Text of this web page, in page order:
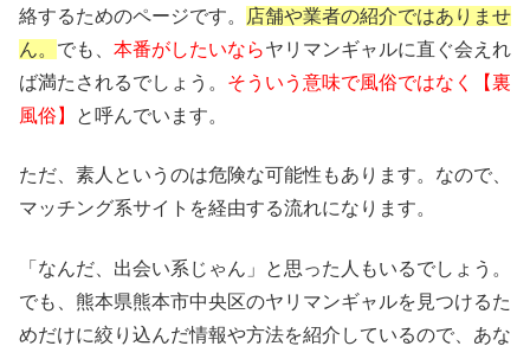
絡するためのページです。
店舗や業者の紹介ではありませ
ん。 でも、 本番がしたいならヤリマンギャルに直ぐ会えれ
ば満たされるでしょう。 そういう意味で風俗ではなく【裏
風俗】
と呼んでいます。
ただ、素人というのは危険な可能性もあります。なので、
マッチング系サイトを経由する流れになります。
「なんだ、出会い系じゃん」と思った人もいるでしょう。
でも、熊本県熊本市中央区のヤリマンギャルを見つけるた
めだけに絞り込んだ情報や方法を紹介しているので、あな